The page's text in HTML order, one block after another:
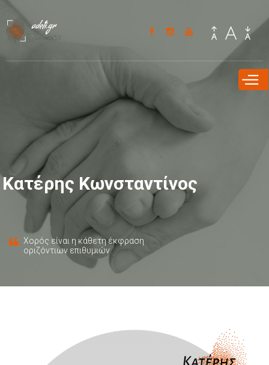
Κατέρης Κωνσταντίνος
Χορός είναι η κάθετη έκφραση
οριζόντιων επιθυμιών.